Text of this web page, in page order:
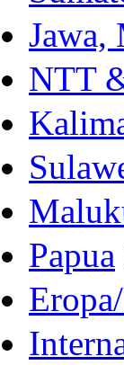
Jawa,
NTT
Papua